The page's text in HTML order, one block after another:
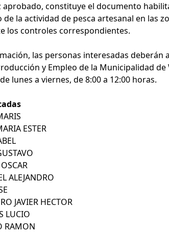
aprobado, constituye el documento
la actividad de pesca artesanal en las
los controles correspondientes.
las personas interesadas deberán
y Empleo de la Municipalidad de
lunes a viernes, de 8:00 a 12:00 horas.
ESTER
ALEJANDRO
JAVIER HECTOR
LUCIO
RAMON